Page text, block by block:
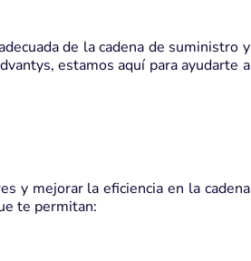
de la cadena de suministro y
estamos aquí para ayudarte a
y mejorar la eficiencia en la cadena
te permitan: